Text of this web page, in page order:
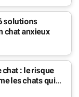
solutions
chat anxieux
chat : le risque
les chats qui